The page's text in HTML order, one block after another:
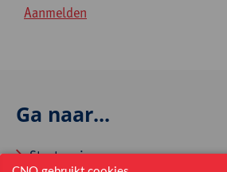
Aanmelden
Ga naar...
Startpagina